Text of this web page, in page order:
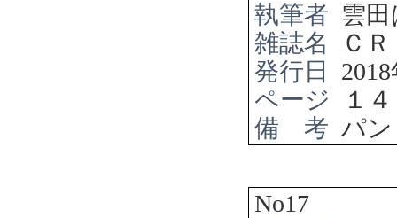
執筆者 雲
雑誌名
Ｃ
発行日
2018
ページ
１
備 考 パ
No17